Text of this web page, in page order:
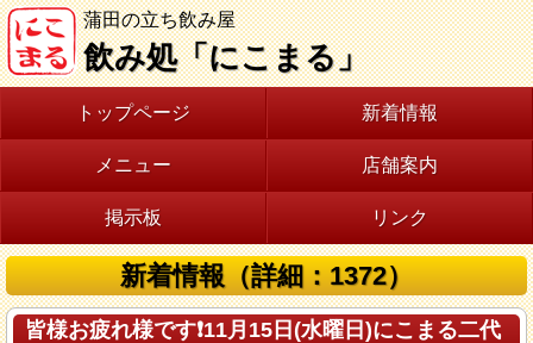
蒲田の立ち飲み屋
飲み処「にこまる」
トップページ 新着情報
メニュー 店舗案内
掲示板 リンク
新着情報（詳細：1372）
皆様お疲れ様です❗11月15日(水曜日)にこまる二代